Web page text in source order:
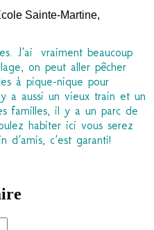
Sainte-Martine,
J’ai vraiment beaucoup
on peut aller pêcher
à pique-nique pour
a aussi un vieux train et un
familles, il y a un parc de
habiter ici vous serez
d’amis, c’est garanti!